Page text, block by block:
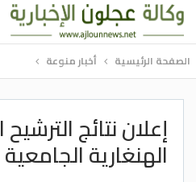
الصفحة الرئيسية أخبار منوعة
إعلان نتائج
الهنغارية الجامعية